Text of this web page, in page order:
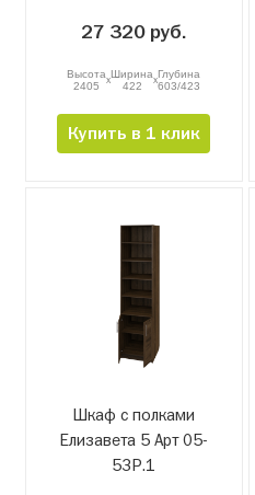
27 320 руб.
Высота
2405
xШирина
422
xГлубина
603/423
Купить в 1 клик
Шкаф с полками
Елизавета 5 Арт 05-
53Р.1